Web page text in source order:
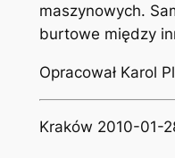
maszynowych.
burtowe między
Opracował Karol
Kraków 2010-01-